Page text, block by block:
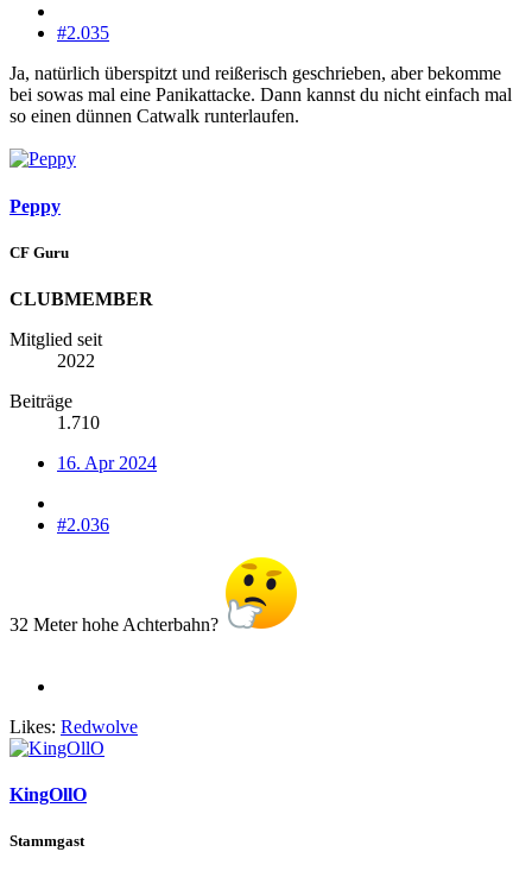
#2.035
Ja, natürlich überspitzt und reißerisch geschrieben, aber bekomme
bei sowas mal eine Panikattacke. Dann kannst du nicht einfach mal
so einen dünnen Catwalk runterlaufen.
Peppy
CF Guru
CLUBMEMBER
Mitglied seit
2022
Beiträge
1.710
16. Apr 2024
#2.036
32 Meter hohe Achterbahn?
Likes: Redwolve
KingOllO
Stammgast